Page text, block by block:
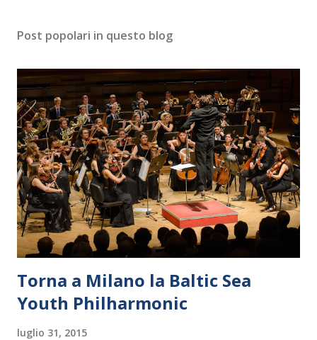
Post popolari in questo blog
Torna a Milano la Baltic Sea
Youth Philharmonic
luglio 31, 2015